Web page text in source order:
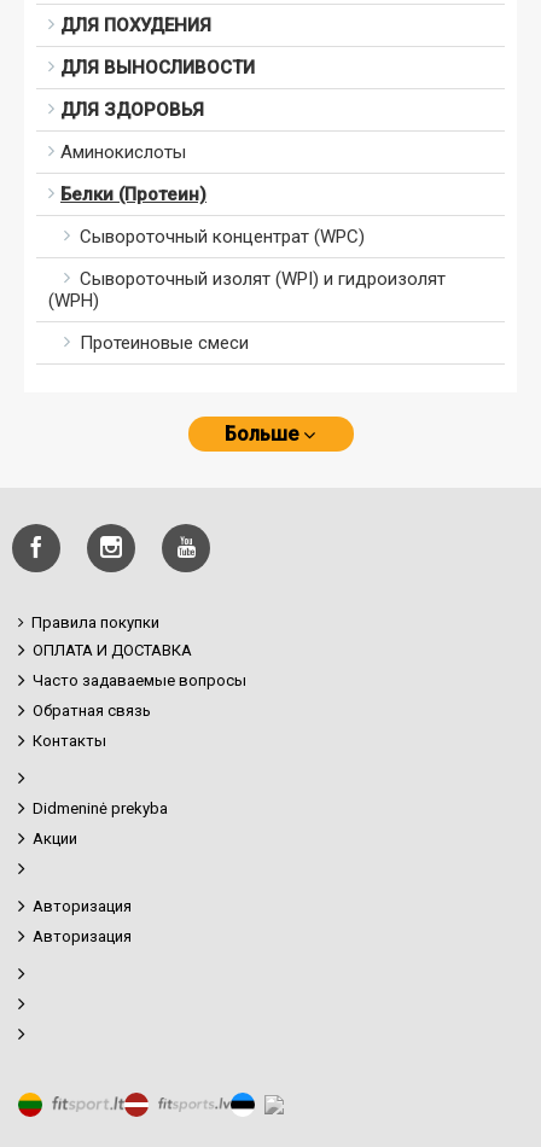
ДЛЯ ПОХУДЕНИЯ
ДЛЯ ВЫНОСЛИВОСТИ
ДЛЯ ЗДОРОВЬЯ
Аминокислоты
Белки (Протеин)
Сывороточный концентрат (WPC)
Сывороточный изолят (WPI) и гидроизолят
(WPH)
Протеиновые смеси
Больше
Правила покупки
ОПЛАТА И ДОСТАВКА
Часто задаваемые вопросы
Обратная связь
Контакты
Didmeninė prekyba
Акции
Авторизация
Авторизация